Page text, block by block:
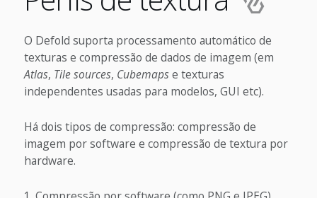
O Defold suporta processamento automático de
texturas e compressão de dados de imagem (em
Atlas, Tile sources, Cubemapse texturas
independentes usadas para modelos, GUI etc).
Há dois tipos de compressão: compressão de
imagem por software e compressão de textura por
hardware.